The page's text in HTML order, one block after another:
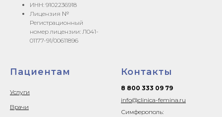
ИНН: 9102236918
Лицензия №
Регистрационный
номер лицензии: Л041-
01177-91/00611896
Пациентам
Услуги
Врачи
Контакты
8 800 333 09 79
info@clinica-femina.ru
Симферополь: